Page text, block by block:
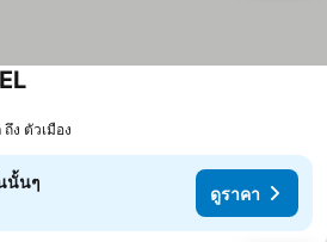
ดูราคา
ง ตัวเมือง
นั้นๆ
ดูราคา